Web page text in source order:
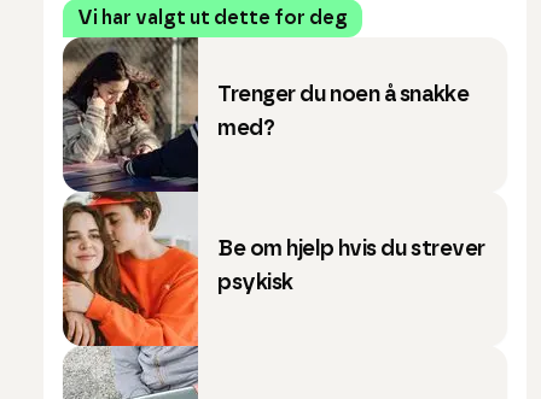
Vi har valgt ut dette for deg
Trenger du noen å snakke
med?
Be om hjelp hvis du strever
psykisk